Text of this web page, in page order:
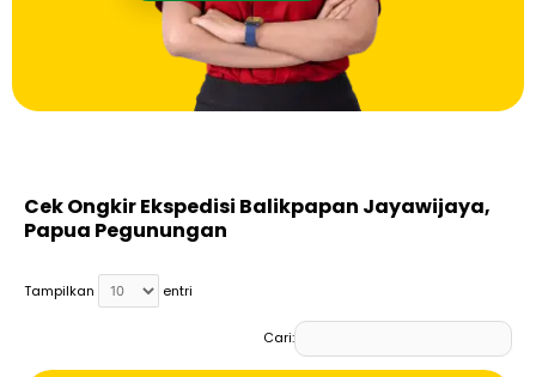
Cek Ongkir Ekspedisi Balikpapan Jayawijaya,
Papua Pegunungan
Tampilkan entri
Cari: